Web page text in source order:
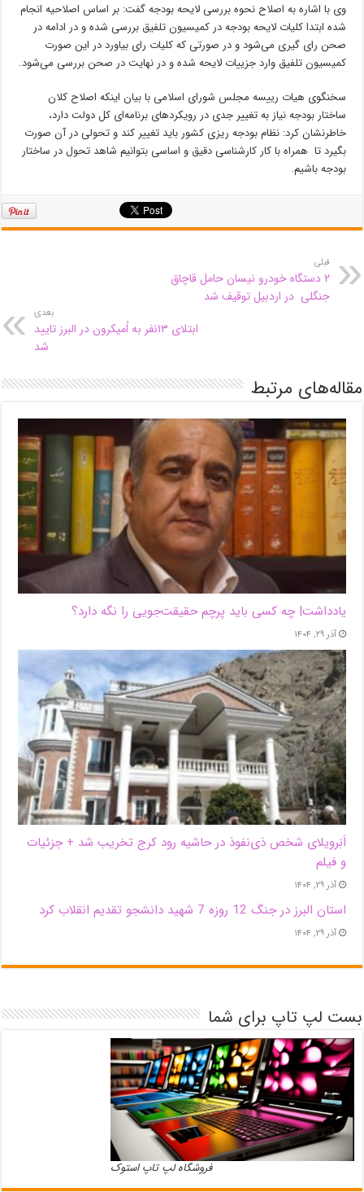
وی با اشاره به اصلاح نحوه بررسی لایحه بودجه گفت: بر اساس اصلاحیه انجام
شده ابتدا کلیات لایحه بودجه در کمیسیون تلفیق بررسی شده و در ادامه در
صحن رای گیری می‌شود و در صورتی که کلیات رای بیاورد در این صورت
کمیسیون تلفیق وارد جزییات لایحه شده و در نهایت در صحن بررسی می‌شود.
سخنگوی هیات رییسه مجلس شورای اسلامی با بیان اینکه اصلاح کلان
ساختار بودجه نیاز به تغییر جدی در رویکردهای برنامه‌ای کل دولت دارد،
خاطرنشان کرد: نظام بودجه ریزی کشور باید تغییر کند و تحولی در آن صورت
بگیرد تا همراه با کار کارشناسی دقیق و اساسی بتوانیم شاهد تحول در ساختار
بودجه باشیم.
قبلی
۲ دستگاه خودرو نیسان حامل قاچاق
جنگلی در اردبیل توقیف شد
بعدی
ابتلای ۱۳نفر به اُمیکرون در البرز تایید
شد
مقاله‌های مرتبط
یادداشت| ‌چه کسی باید پرچم حقیقت‌جویی را نگه دارد؟
آذر ۲۹, ۱۴۰۴
اَبَر‌ویلای شخص ذی‌نفوذ در حاشیه‌ رود کرج تخریب شد + جزئیات
و فیلم
آذر ۲۹, ۱۴۰۴
استان البرز در جنگ 12 روزه 7 شهید دانشجو تقدیم انقلاب کرد
آذر ۲۹, ۱۴۰۴
بست لپ تاپ برای شما
فروشگاه لپ تاپ استوک